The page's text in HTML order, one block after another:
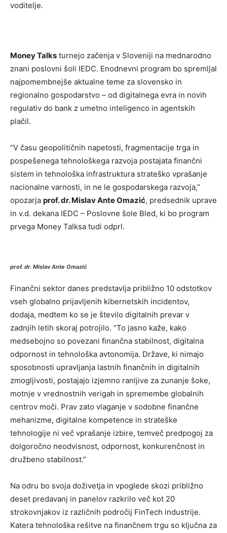
voditelje.
Money Talks turnejo začenja v Sloveniji na mednarodno
znani poslovni šoli IEDC. Enodnevni program bo spremljal
najpomembnejše aktualne teme za slovensko in
regionalno gospodarstvo – od digitalnega evra in novih
regulativ do bank z umetno inteligenco in agentskih
plačil.
“V času geopolitičnih napetosti, fragmentacije trga in
pospešenega tehnološkega razvoja postajata finančni
sistem in tehnološka infrastruktura strateško vprašanje
nacionalne varnosti, in ne le gospodarskega razvoja,”
opozarja prof. dr. Mislav Ante Omazić, predsednik uprave
in v.d. dekana IEDC – Poslovne šole Bled, ki bo program
prvega Money Talksa tudi odprl.
prof. dr. Mislav Ante Omazić
Finančni sektor danes predstavlja približno 10 odstotkov
vseh globalno prijavljenih kibernetskih incidentov,
dodaja, medtem ko se je število digitalnih prevar v
zadnjih letih skoraj potrojilo. “To jasno kaže, kako
medsebojno so povezani finančna stabilnost, digitalna
odpornost in tehnološka avtonomija. Države, ki nimajo
sposobnosti upravljanja lastnih finančnih in digitalnih
zmogljivosti, postajajo izjemno ranljive za zunanje šoke,
motnje v vrednostnih verigah in spremembe globalnih
centrov moči. Prav zato vlaganje v sodobne finančne
mehanizme, digitalne kompetence in strateške
tehnologije ni več vprašanje izbire, temveč predpogoj za
dolgoročno neodvisnost, odpornost, konkurenčnost in
družbeno stabilnost.”
Na odru bo svoja doživetja in vpoglede skozi približno
deset predavanj in panelov razkrilo več kot 20
strokovnjakov iz različnih področij FinTech industrije.
Katera tehnološka rešitve na finančnem trgu so ključna za